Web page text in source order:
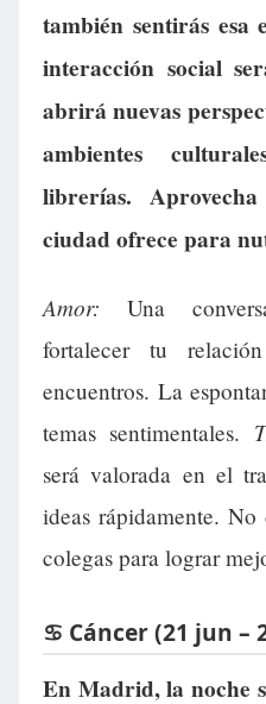
también sentirás esa
interacción social
abrirá nuevas
ambientes
librerías.
ciudad ofrece para
Amor: Una
fortalecer tu
encuentros. La
temas sentimentales.
será valorada en el
ideas rápidamente.
colegas para lograr
♋ Cáncer (21 jun –
En Madrid, la noche